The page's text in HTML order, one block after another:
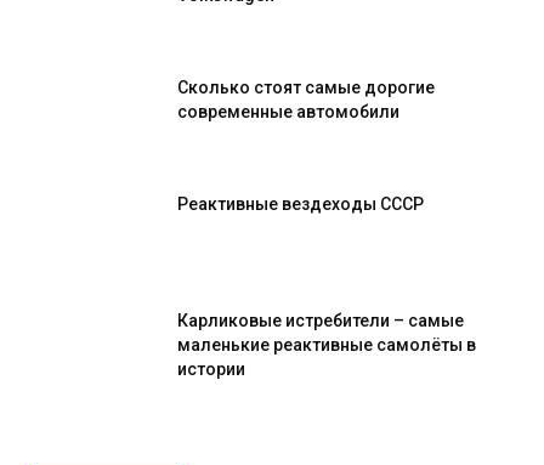
Сколько стоят самые дорогие
современные автомобили
Реактивные вездеходы СССР
Карликовые истребители – самые
маленькие реактивные самолёты в
истории